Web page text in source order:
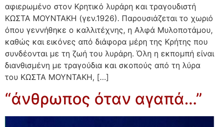
αφιερωμένο στον Κρητικό λυράρη και τραγουδιστή
ΚΩΣΤΑ ΜΟΥΝΤΑΚΗ (γεν.1926). Παρουσιάζεται το χωριό
όπου γεννήθηκε ο καλλιτέχνης, η Αλφά Μυλοποτάμου,
καθώς και εικόνες από διάφορα μέρη της Κρήτης που
συνδέονται με τη ζωή του λυράρη. Όλη η εκπομπή είναι
διανθισμένη με τραγούδια και σκοπούς από τη λύρα
του ΚΩΣΤΑ ΜΟΥΝΤΑΚΗ, […]
“άνθρωπος όταν αγαπά…”